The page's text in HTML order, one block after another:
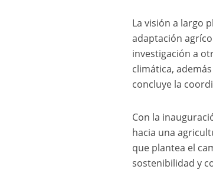
La visión a largo
adaptación
investigación a
climática,
concluye la
Con la
hacia una
que plantea el
sostenibilidad y